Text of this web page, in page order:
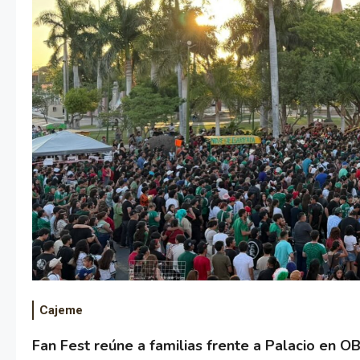
Cajeme
Fan Fest reúne a familias frente a Palacio en